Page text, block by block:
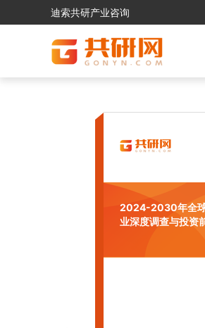
迪索共研产业咨询
2024-2030年全
业深度调查与投资